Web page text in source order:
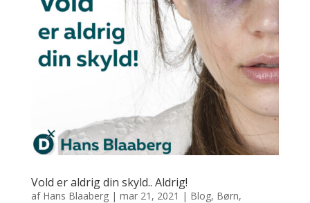
Vold er aldrig din skyld.. Aldrig!
af Hans Blaaberg| mar 21, 2021 | Blog, Børn,